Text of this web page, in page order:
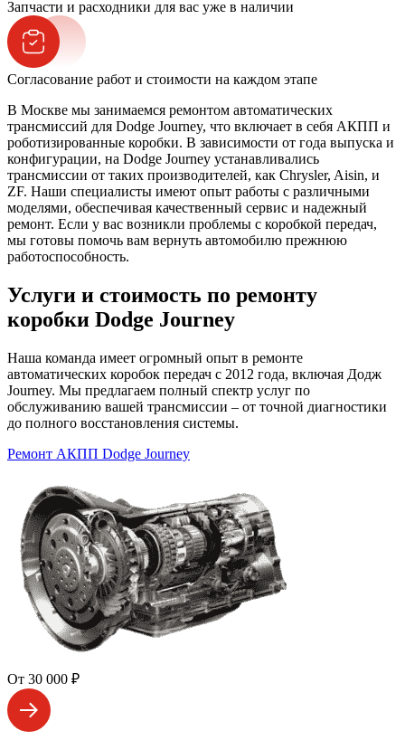
Запчасти и расходники для вас уже в наличии
Согласование работ и стоимости на каждом этапе
В Москве мы занимаемся ремонтом автоматических
трансмиссий для Dodge Journey, что включает в себя АКПП и
роботизированные коробки. В зависимости от года выпуска и
конфигурации, на Dodge Journey устанавливались
трансмиссии от таких производителей, как Chrysler, Aisin, и
ZF. Наши специалисты имеют опыт работы с различными
моделями, обеспечивая качественный сервис и надежный
ремонт. Если у вас возникли проблемы с коробкой передач,
мы готовы помочь вам вернуть автомобилю прежнюю
работоспособность.
Услуги и стоимость по ремонту
коробки Dodge Journey
Наша команда имеет огромный опыт в ремонте
автоматических коробок передач с 2012 года, включая Додж
Journey. Мы предлагаем полный спектр услуг по
обслуживанию вашей трансмиссии – от точной диагностики
до полного восстановления системы.
Ремонт АКПП Dodge Journey
От 30 000 ₽